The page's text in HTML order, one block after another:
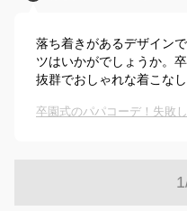
落ち着きがあるデザイン
ツはいかがでしょうか。
抜群でおしゃれな着こな
1